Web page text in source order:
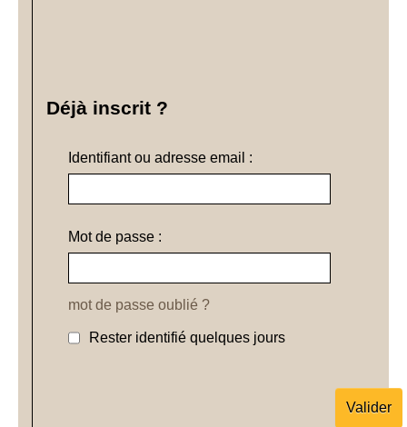
Déjà inscrit ?
Identifiant ou adresse email :
Mot de passe :
mot de passe oublié ?
Rester identifié quelques jours